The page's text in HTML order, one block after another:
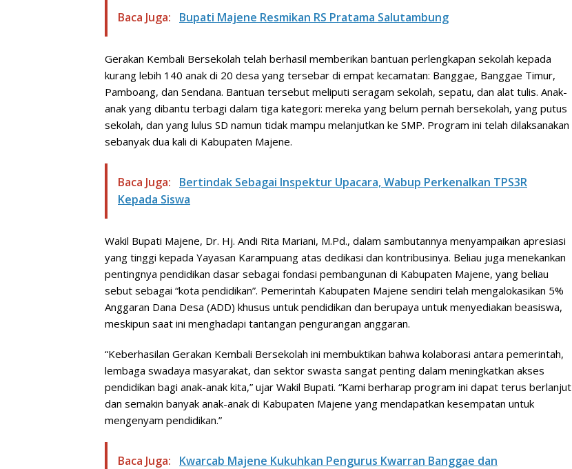
Baca Juga: Bupati Majene Resmikan RS Pratama Salutambung
Gerakan Kembali Bersekolah telah berhasil memberikan bantuan perlengkapan sekolah kepada
kurang lebih 140 anak di 20 desa yang tersebar di empat kecamatan: Banggae, Banggae Timur,
Pamboang, dan Sendana. Bantuan tersebut meliputi seragam sekolah, sepatu, dan alat tulis. Anak-
anak yang dibantu terbagi dalam tiga kategori: mereka yang belum pernah bersekolah, yang putus
sekolah, dan yang lulus SD namun tidak mampu melanjutkan ke SMP. Program ini telah dilaksanakan
sebanyak dua kali di Kabupaten Majene.
Baca Juga:
Bertindak Sebagai Inspektur Upacara, Wabup Perkenalkan TPS3R
Kepada Siswa
Wakil Bupati Majene, Dr. Hj. Andi Rita Mariani, M.Pd., dalam sambutannya menyampaikan apresiasi
yang tinggi kepada Yayasan Karampuang atas dedikasi dan kontribusinya. Beliau juga menekankan
pentingnya pendidikan dasar sebagai fondasi pembangunan di Kabupaten Majene, yang beliau
sebut sebagai “kota pendidikan”. Pemerintah Kabupaten Majene sendiri telah mengalokasikan 5%
Anggaran Dana Desa (ADD) khusus untuk pendidikan dan berupaya untuk menyediakan beasiswa,
meskipun saat ini menghadapi tantangan pengurangan anggaran.
“Keberhasilan Gerakan Kembali Bersekolah ini membuktikan bahwa kolaborasi antara pemerintah,
lembaga swadaya masyarakat, dan sektor swasta sangat penting dalam meningkatkan akses
pendidikan bagi anak-anak kita,” ujar Wakil Bupati. “Kami berharap program ini dapat terus berlanjut
dan semakin banyak anak-anak di Kabupaten Majene yang mendapatkan kesempatan untuk
mengenyam pendidikan.”
Baca Juga:
Kwarcab Majene Kukuhkan Pengurus Kwarran Banggae dan